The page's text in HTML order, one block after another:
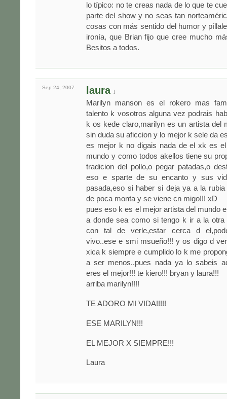
lo típico: no te creas nada de lo que te
parte del show y no seas tan
cosas con más sentido del humor y
ironía, que Brian fijo que cree mucho
Besitos a todos.
Sep 24, 2007 laura↓
Marilyn manson es el rokero mas
talento k vosotros alguna vez podrais
k os kede claro,marilyn es un artista del
sin duda su aficcion y lo mejor k sele da
es mejor k no digais nada de el xk es
mundo y como todos akellos tiene su
tradicion del pollo,o pegar patadas,o
eso e sparte de su encanto y sus
pasada,eso si haber si deja ya a la
de poca monta y se viene cn migo!!! xD
pues eso k es el mejor artista del mundo
a donde sea como si tengo k ir a la otra
con tal de verle,estar cerca d
vivo..ese e smi msueño!!! y os digo d
xica k siempre e cumplido lo k me
a ser menos..pues nada ya lo sabeis
eres el mejor!!! te kiero!!! bryan y laura!!!
arriba marilyn!!!!
TE ADORO MI VIDA!!!!!
ESE MARILYN!!!
EL MEJOR X SIEMPRE!!!
Laura